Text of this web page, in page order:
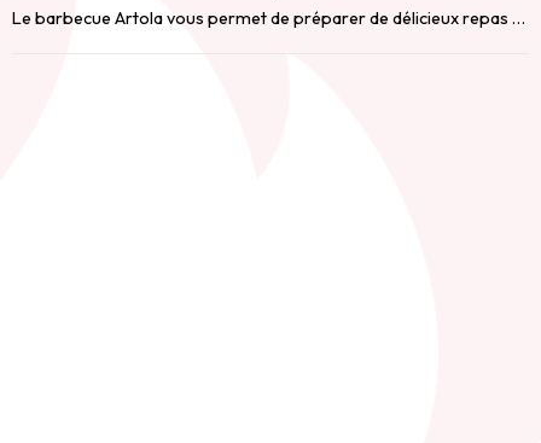
Le barbecue Artola vous permet de préparer de délicieux repas en famille ou entre amis tout en ...